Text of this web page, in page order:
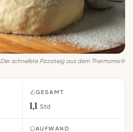
Der schnellste Pizzateig aus dem Thermomix®
GESAMT
1,1 Std
AUFWAND